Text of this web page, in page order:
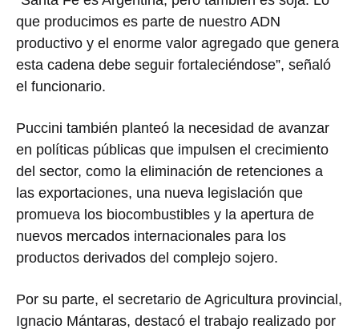
que producimos es parte de nuestro ADN
productivo y el enorme valor agregado que genera
esta cadena debe seguir fortaleciéndose”, señaló
el funcionario.
Puccini también planteó la necesidad de avanzar
en políticas públicas que impulsen el crecimiento
del sector, como la eliminación de retenciones a
las exportaciones, una nueva legislación que
promueva los biocombustibles y la apertura de
nuevos mercados internacionales para los
productos derivados del complejo sojero.
Por su parte, el secretario de Agricultura provincial,
Ignacio Mántaras, destacó el trabajo realizado por